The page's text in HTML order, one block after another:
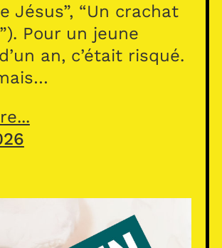
Jésus”, “Un crachat
Pour un jeune
an, c’était risqué.